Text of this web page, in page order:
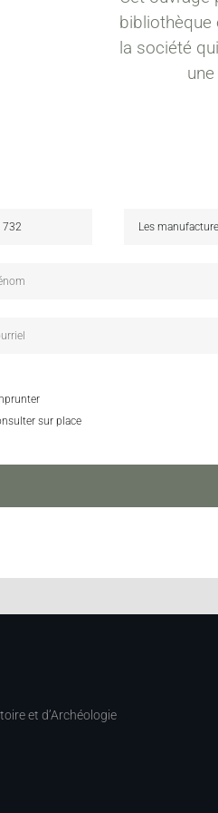
bibliothèque
la société
sur place
et d’Archéologie